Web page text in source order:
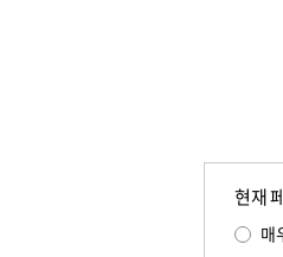
현재
매